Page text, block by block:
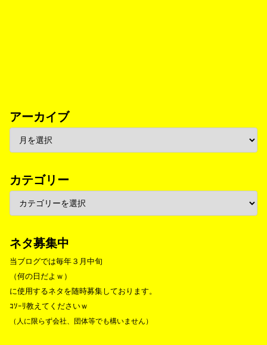
アーカイブ
カテゴリー
ネタ募集中
当ブログでは毎年３月中旬
（何の日だよｗ）
に使用するネタを随時募集しております。
ｺｿｰﾘ教えてくださいｗ
（人に限らず会社、団体等でも構いません）